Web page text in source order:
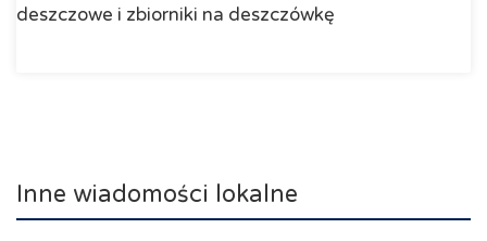
deszczowe i zbiorniki na deszczówkę
Inne wiadomości lokalne